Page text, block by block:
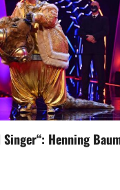
Rakers
schlüpfte
aus
dem
„Küken“
Singer“: Henning